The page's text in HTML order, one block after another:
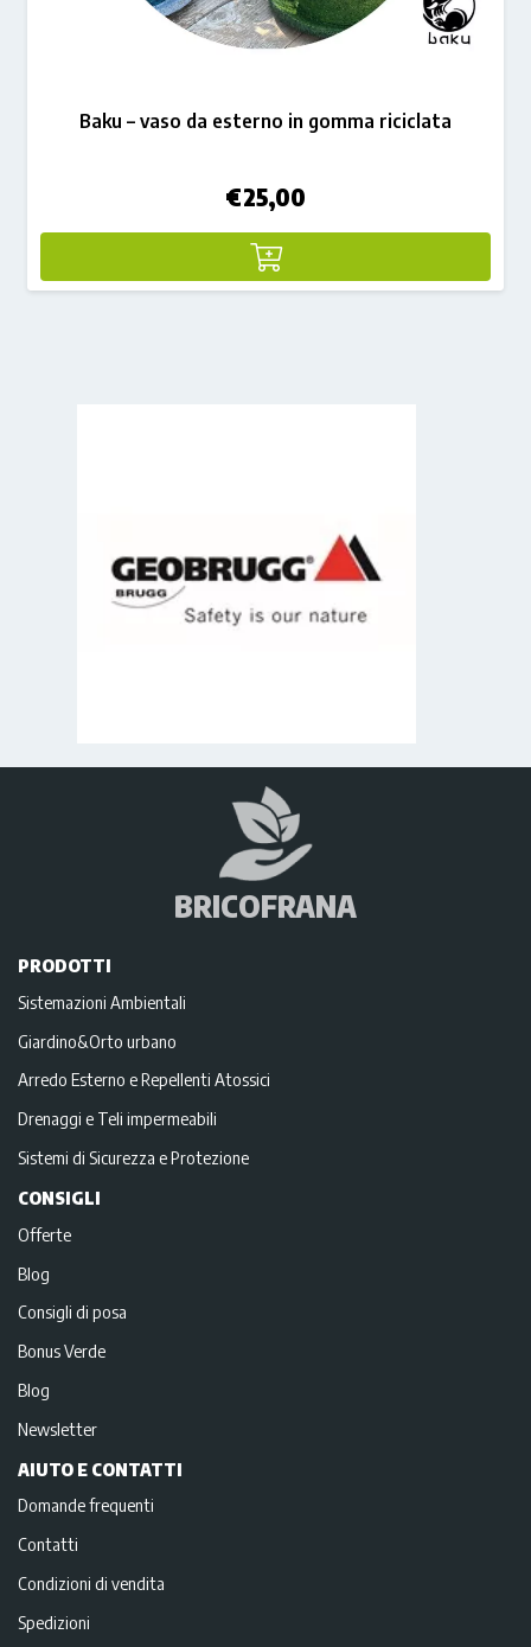
Baku – vaso da esterno in gomma riciclata
€25,00
BRICOFRANA
PRODOTTI
Sistemazioni Ambientali
Giardino&Orto urbano
Arredo Esterno e Repellenti Atossici
Drenaggi e Teli impermeabili
Sistemi di Sicurezza e Protezione
CONSIGLI
Offerte
Blog
Consigli di posa
Bonus Verde
Blog
Newsletter
AIUTO E CONTATTI
Domande frequenti
Contatti
Condizioni di vendita
Spedizioni